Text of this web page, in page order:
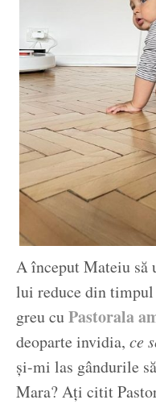
A început Mateiu să
lui reduce din
greu cuPastorala
deoparte invidia, ce
și-mi las gândurile
Mara? Ați citit